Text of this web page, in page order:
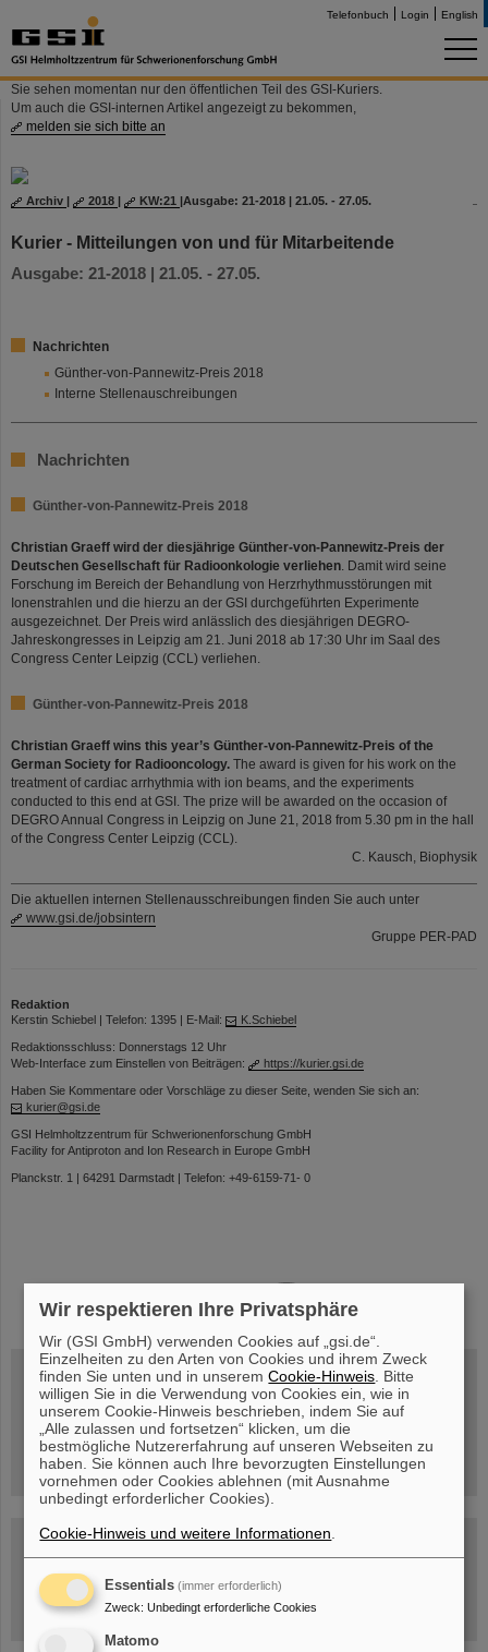
Telefonbuch Login English
Sie sehen momentan nur den öffentlichen Teil des GSI-Kuriers.
Um auch die GSI-internen Artikel angezeigt zu bekommen,
melden sie sich bitte an
Archiv | 2018 | KW:21 |Ausgabe: 21-2018 | 21.05. - 27.05.
Kurier - Mitteilungen von und für Mitarbeitende
Ausgabe: 21-2018 | 21.05. - 27.05.
Nachrichten
Günther-von-Pannewitz-Preis 2018
Interne Stellenauschreibungen
Nachrichten
Günther-von-Pannewitz-Preis 2018
Christian Graeff wird der diesjährige Günther-von-Pannewitz-Preis der
Deutschen Gesellschaft für Radioonkologie verliehen. Damit wird seine
Forschung im Bereich der Behandlung von Herzrhythmusstörungen mit
Ionenstrahlen und die hierzu an der GSI durchgeführten Experimente
ausgezeichnet. Der Preis wird anlässlich des diesjährigen DEGRO-
Jahreskongresses in Leipzig am 21. Juni 2018 ab 17:30 Uhr im Saal des
Congress Center Leipzig (CCL) verliehen.
Günther-von-Pannewitz-Preis 2018
Christian Graeff wins this year’s Günther-von-Pannewitz-Preis of the
German Society for Radiooncology. The award is given for his work on the
treatment of cardiac arrhythmia with ion beams, and the experiments
conducted to this end at GSI. The prize will be awarded on the occasion of
DEGRO Annual Congress in Leipzig on June 21, 2018 from 5.30 pm in the hall
of the Congress Center Leipzig (CCL).
C. Kausch, Biophysik
Die aktuellen internen Stellenausschreibungen finden Sie auch unter
www.gsi.de/jobsintern
Gruppe PER-PAD
Redaktion
Kerstin Schiebel | Telefon: 1395 | E-Mail:
K.Schiebel
Redaktionsschluss: Donnerstags 12 Uhr
Web-Interface zum Einstellen von Beiträgen:
https://kurier.gsi.de
Haben Sie Kommentare oder Vorschläge zu dieser Seite, wenden Sie sich an:
kurier@gsi.de
GSI Helmholtzzentrum für Schwerionenforschung GmbH
Facility for Antiproton and Ion Research in Europe GmbH
Planckstr. 1 | 64291 Darmstadt | Telefon: +49-6159-71- 0
Mittwoch, 19.08.2026, 14 Uhr
Warum existiert nicht einfach nichts?
Hannah Elfner,
GSI/FAIR/Goethe-Universität
Anmeldung und weitere Informationen
SCIENCE POP-UP
Sa, 11.07.26, 10:30-16:00 Uhr
Ernst-Ludwig-Str. 22
Innenstadt Darmstadt
Wir respektieren Ihre Privatsphäre
Wir (GSI GmbH) verwenden Cookies auf „gsi.de“.
Einzelheiten zu den Arten von Cookies und ihrem Zweck
finden Sie unten und in unseremCookie-Hinweis . Bitte
willigen Sie in die Verwendung von Cookies ein, wie in
unserem Cookie-Hinweis beschrieben, indem Sie auf
„Alle zulassen und fortsetzen“ klicken, um die
bestmögliche Nutzererfahrung auf unseren Webseiten zu
haben. Sie können auch Ihre bevorzugten Einstellungen
vornehmen oder Cookies ablehnen (mit Ausnahme
unbedingt erforderlicher Cookies).
Cookie-Hinweis und weitere Informationen
Essentials (immer erforderlich)
Zweck: Unbedingt erforderliche Cookies
Matomo